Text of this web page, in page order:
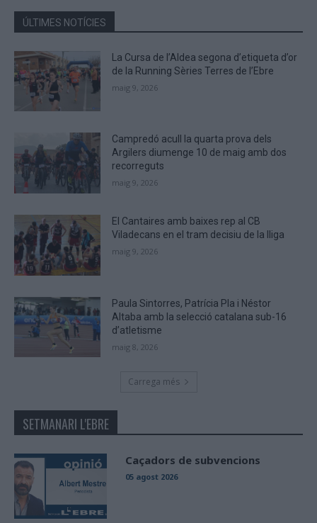
the
CAPTCHA
to
verify
that
you
ÚLTIMES NOTÍCIES
La Cursa de l’Aldea segona d’etiqueta d’or
de la Running Sèries Terres de l’Ebre
maig 9, 2026
Campredó acull la quarta prova dels
Argilers diumenge 10 de maig amb dos
recorreguts
maig 9, 2026
El Cantaires amb baixes rep al CB
Viladecans en el tram decisiu de la lliga
maig 9, 2026
Paula Sintorres, Patrícia Pla i Néstor
Altaba amb la selecció catalana sub-16
d’atletisme
maig 8, 2026
Carrega més
SETMANARI L'EBRE
Caçadors de subvencions
05 agost 2026